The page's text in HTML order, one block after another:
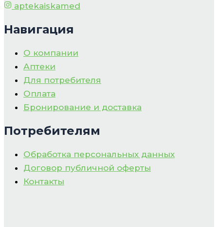
aptekaiskamed
Навигация
О компании
Аптеки
Для потребителя
Оплата
Бронирование и доставка
Потребителям
Обработка персональных данных
Договор публичной оферты
Контакты